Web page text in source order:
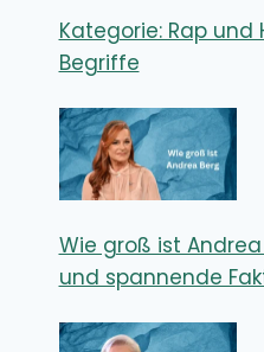
Kategorie: Rap und
Begriffe
Wie groß ist
und spannende